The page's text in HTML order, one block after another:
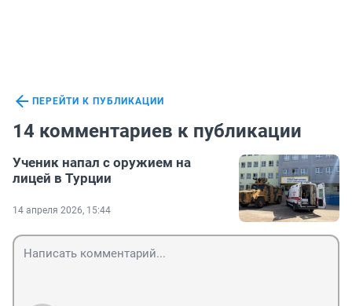
ПЕРЕЙТИ К ПУБЛИКАЦИИ
14 комментариев к публикации
Ученик напал с оружием на
лицей в Турции
14 апреля 2026, 15:44